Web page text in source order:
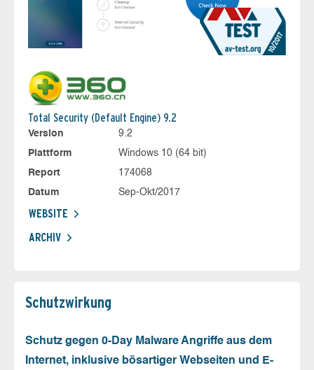
Total Security (Default Engine) 9.2
Version
9.2
Plattform
Windows 10 (64 bit)
Report
174068
Datum
Sep-Okt/2017
WEBSITE
ARCHIV
Schutz­wirkung
Schutz gegen 0-Day Malware Angriffe aus dem
Internet, inklusive bösartiger Webseiten und E-